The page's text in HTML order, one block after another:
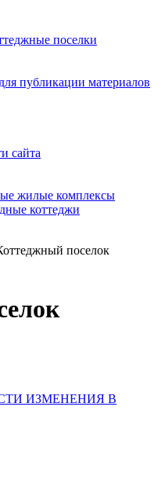
поселки
для публикации материалов
сайта
жилые комплексы
коттеджи
поселок
ИЗМЕНЕНИЯ В